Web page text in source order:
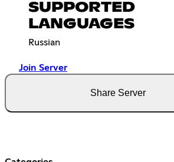
SUPPORTED
LANGUAGES
Russian
Join Server
Share Server